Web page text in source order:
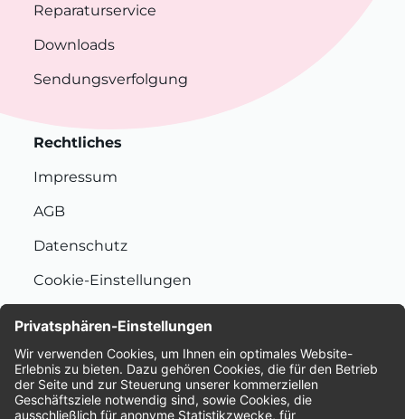
Reparaturservice
Downloads
Sendungsverfolgung
Rechtliches
Impressum
AGB
Datenschutz
Cookie-Einstellungen
Bewertungen